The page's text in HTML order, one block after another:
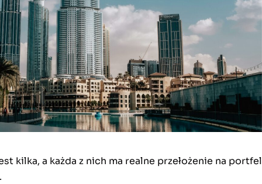
kilka, a każda z nich ma realne przełożenie na portfel